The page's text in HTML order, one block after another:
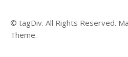
© tagDiv. All Rights Reserved.
Theme.